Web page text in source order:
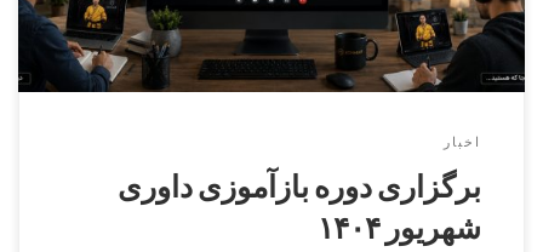
اخبار
برگزاری دوره بازآموزی داوری
شهریور ۱۴۰۴